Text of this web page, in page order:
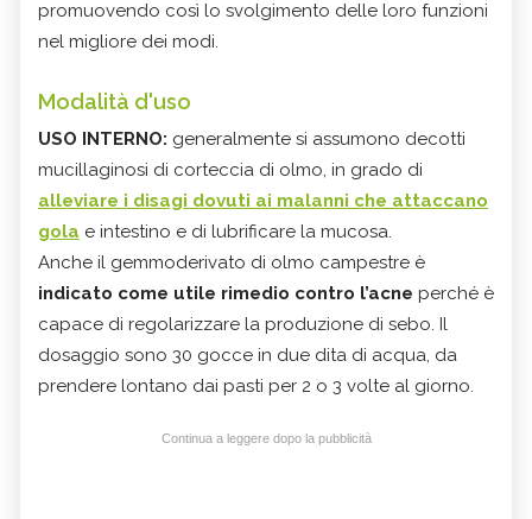
promuovendo così lo svolgimento delle loro funzioni
nel migliore dei modi.
Modalità d'uso
USO INTERNO: generalmente si assumono decotti
mucillaginosi di corteccia di olmo, in grado di
alleviare i disagi dovuti ai malanni che attaccano
gola e intestino e di lubrificare la mucosa.
Anche il gemmoderivato di olmo campestre è
indicato come utile rimedio contro l’acne perché è
capace di regolarizzare la produzione di sebo. Il
dosaggio sono 30 gocce in due dita di acqua, da
prendere lontano dai pasti per 2 o 3 volte al giorno.
Continua a leggere dopo la pubblicità